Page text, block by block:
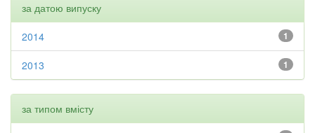
за датою випуску
1
2014
1
2013
за типом вмісту